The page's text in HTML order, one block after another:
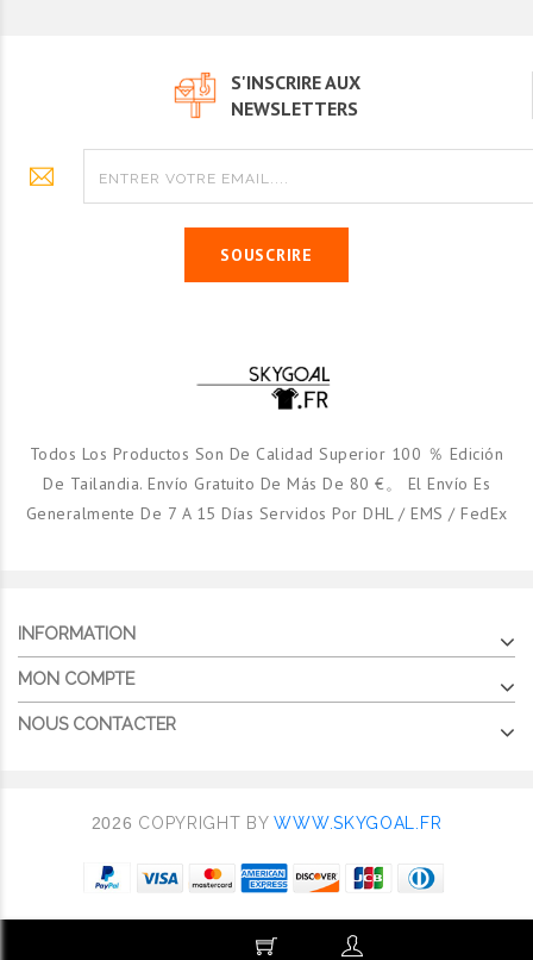
S'INSCRIRE AUX
NEWSLETTERS
SOUSCRIRE
Todos Los Productos Son De Calidad Superior 100 ％ Edición
De Tailandia. Envío Gratuito De Más De 80 €。 El Envío Es
Generalmente De 7 A 15 Días Servidos Por DHL / EMS / FedEx
INFORMATION
MON COMPTE
NOUS CONTACTER
2026 COPYRIGHT BYWWW.SKYGOAL.FR